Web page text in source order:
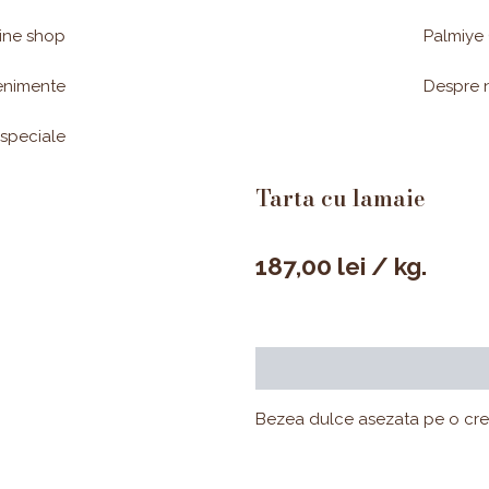
shop Palmiye
Despre
Tarta cu lamaie
187,00 lei / kg.
Bezea dulce asezata pe o